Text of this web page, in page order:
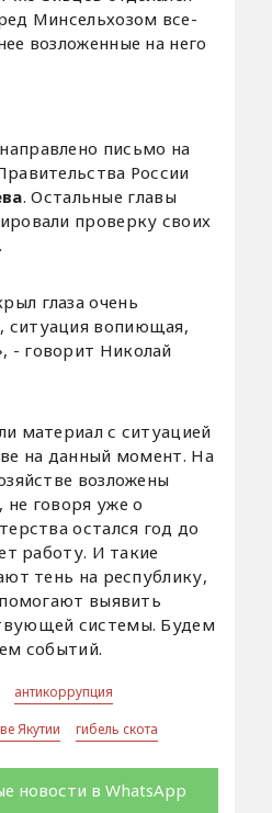
Минсельхозом все-
возложенные на него
письмо на
России
. Остальные главы
проверку своих
глаза очень
ситуация вопиющая,
- говорит Николай
материал с ситуацией
на данный момент. На
возложены
говоря уже о
остался год до
работу. И такие
тень на республику,
выявить
системы. Будем
событий.
антикоррупция
Якутии
гибель скота
новости в WhatsApp